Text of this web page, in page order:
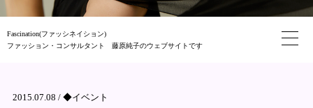
Fascination(ファッシネイション)
ファッション・コンサルタント 藤原純子のウェブサイトです
2015.07.08 / ◆イベント